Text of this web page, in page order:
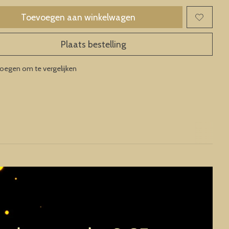
Toevoegen aan winkelwagen
Plaats bestelling
om te vergelijken